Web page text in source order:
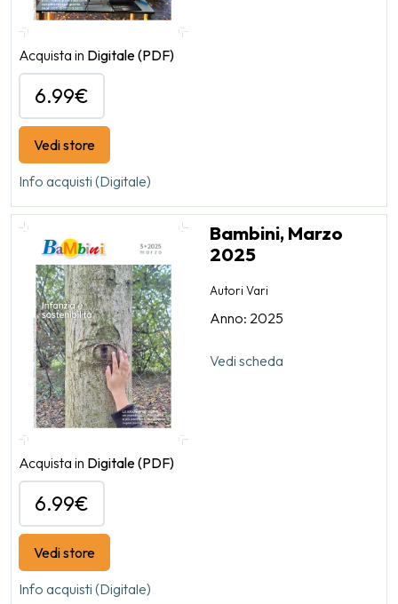
Acquista in Digitale(PDF)
6.99€
Vedi store
Info acquisti (Digitale)
Bambini, Marzo
2025
Autori Vari
Anno: 2025
Vedi scheda
Acquista in Digitale(PDF)
6.99€
Vedi store
Info acquisti (Digitale)